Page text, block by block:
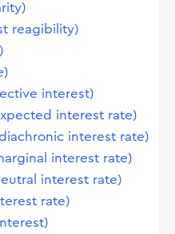
reagibility)
interest)
interest rate)
interest rate)
interest rate)
interest rate)
rate)